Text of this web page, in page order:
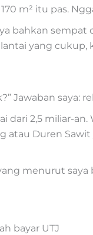
m² itu pas.
bahkan
yang
Jawaban saya:
dari 2,5 miliar-
Duren
menurut
bayar UTJ